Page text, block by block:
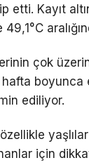
etti. Kayıt
çok
hafta boyunca
ediliyor.
için